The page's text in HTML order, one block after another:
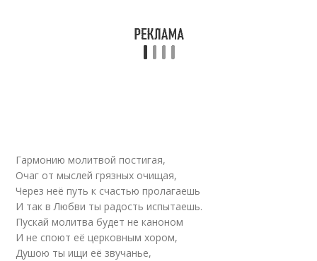
Гармонию молитвой постигая,
Очаг от мыслей грязных очищая,
Через неё путь к счастью пролагаешь
И так в Любви ты радость испытаешь.
Пускай молитва будет не каноном
И не споют её церковным хором,
Душою ты ищи её звучанье,